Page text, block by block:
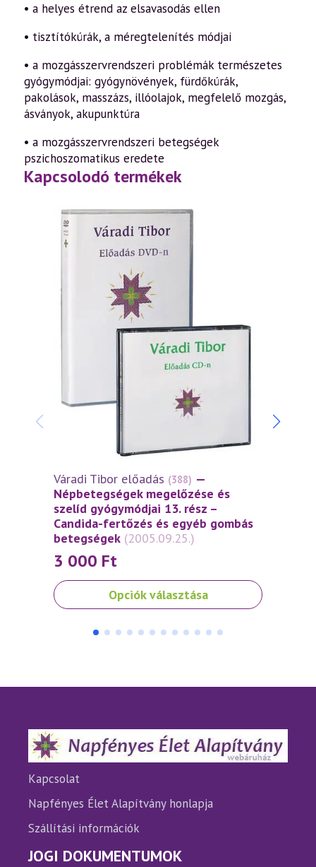
• a helyes étrend az elsavasodás ellen
• tisztítókúrák, a méregtelenítés módjai
• a mozgásszervrendszeri problémák természetes
gyógymódjai: gyógynövények, fürdőkúrák,
pakolások, masszázs, illóolajok, megfelelő mozgás,
ásványok, akupunktúra
• a mozgásszervrendszeri betegségek
pszichoszomatikus eredete
Kapcsolodó termékek
Váradi Tibor előadás (388) —
Népbetegségek megelőzése és
szelíd gyógymódjai 13. rész –
Candida-fertőzés és egyéb gombás
betegségek (2005.09.25.)
3 000 Ft
Opciók választása
Ennek
a
A
termékoldalon
választhatók
ki
A
ki
Kapcsolat
Napfényes Élet Alapítvány honlapja
Szállítási információk
JOGI DOKUMENTUMOK